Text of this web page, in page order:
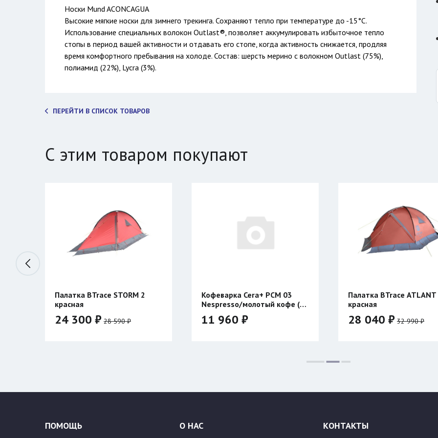
Носки Mund ACONCAGUA
Высокие мягкие носки для зимнего трекинга. Сохраняют тепло при температуре до -15°C.
Использование специальных волокон Outlast®, позволяет аккумулировать избыточное тепло
стопы в период вашей активности и отдавать его стопе, когда активность снижается, продляя
время комфортного пребывания на холоде. Состав: шерсть мерино с волокном Outlast (75%),
полиамид (22%), Lycra (3%).
ПЕРЕЙТИ В СПИСОК ТОВАРОВ
С этим товаром покупают
Палатка BTrace STORM 2
красная
24 300 ₽ 28 590 ₽
Кофеварка Cera+ PCM 03
Nespresso/молотый кофе (с
нагревом)
11 960 ₽
Палатка BTrace ATLANT
красная
28 040 ₽ 32 990 ₽
ПОМОЩЬ О НАС КОНТАКТЫ